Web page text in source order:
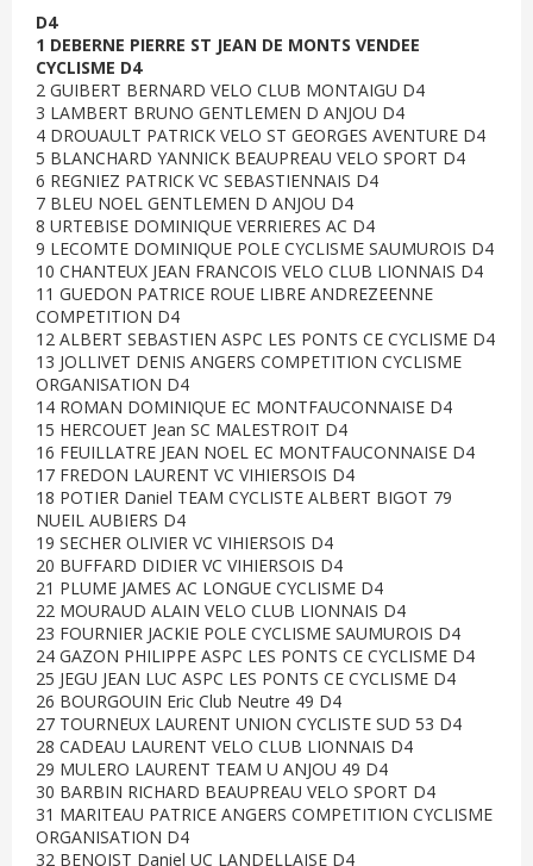
D4
1 DEBERNE PIERRE ST JEAN DE MONTS VENDEE
CYCLISME D4
2 GUIBERT BERNARD VELO CLUB MONTAIGU D4
3 LAMBERT BRUNO GENTLEMEN D ANJOU D4
4 DROUAULT PATRICK VELO ST GEORGES AVENTURE D4
5 BLANCHARD YANNICK BEAUPREAU VELO SPORT D4
6 REGNIEZ PATRICK VC SEBASTIENNAIS D4
7 BLEU NOEL GENTLEMEN D ANJOU D4
8 URTEBISE DOMINIQUE VERRIERES AC D4
9 LECOMTE DOMINIQUE POLE CYCLISME SAUMUROIS D4
10 CHANTEUX JEAN FRANCOIS VELO CLUB LIONNAIS D4
11 GUEDON PATRICE ROUE LIBRE ANDREZEENNE
COMPETITION D4
12 ALBERT SEBASTIEN ASPC LES PONTS CE CYCLISME D4
13 JOLLIVET DENIS ANGERS COMPETITION CYCLISME
ORGANISATION D4
14 ROMAN DOMINIQUE EC MONTFAUCONNAISE D4
15 HERCOUET Jean SC MALESTROIT D4
16 FEUILLATRE JEAN NOEL EC MONTFAUCONNAISE D4
17 FREDON LAURENT VC VIHIERSOIS D4
18 POTIER Daniel TEAM CYCLISTE ALBERT BIGOT 79
NUEIL AUBIERS D4
19 SECHER OLIVIER VC VIHIERSOIS D4
20 BUFFARD DIDIER VC VIHIERSOIS D4
21 PLUME JAMES AC LONGUE CYCLISME D4
22 MOURAUD ALAIN VELO CLUB LIONNAIS D4
23 FOURNIER JACKIE POLE CYCLISME SAUMUROIS D4
24 GAZON PHILIPPE ASPC LES PONTS CE CYCLISME D4
25 JEGU JEAN LUC ASPC LES PONTS CE CYCLISME D4
26 BOURGOUIN Eric Club Neutre 49 D4
27 TOURNEUX LAURENT UNION CYCLISTE SUD 53 D4
28 CADEAU LAURENT VELO CLUB LIONNAIS D4
29 MULERO LAURENT TEAM U ANJOU 49 D4
30 BARBIN RICHARD BEAUPREAU VELO SPORT D4
31 MARITEAU PATRICE ANGERS COMPETITION CYCLISME
ORGANISATION D4
32 BENOIST Daniel UC LANDELLAISE D4